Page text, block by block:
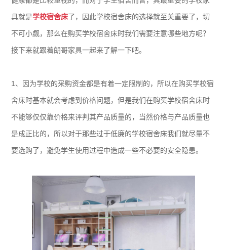
具就是学校宿舍床了，因此学校宿舍床的选择就至关重要了，切
不可小觑，那么在购买学校宿舍床时我们需要注意哪些地方呢？
接下来就跟着朗哥家具一起来了解一下吧。
1、因为学校的采购资金都是有着一定限制的，所以在购买学校宿
舍床时基本就会考虑到价格问题，但是我们在购买学校宿舍床时
不能够仅仅靠价格来评判其产品质量的，当然价格与产品质量也
是成正比的，所以对于那些过于低廉的学校宿舍床我们就尽量不
要选购了，避免学生使用过程中造成一些不必要的安全隐患。